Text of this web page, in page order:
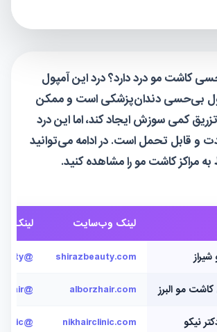
کاشت مو درد دارد؟ درد این آمپول
بی‌حسی دندان‌پزشکی است و ممکن
کمی سوزش ایجاد کند، اما این درد
و قابل تحمل است. در ادامه می‌توانید
مراکز کاشت مو را مشاهده کنید.
لینک وب‌سایت لینک
shirazbeauty.com
@shirazbeauty
مو البرز alborzhair.com
@alborzhair
نیکو nikhairclinic.com
@nikhairclinic